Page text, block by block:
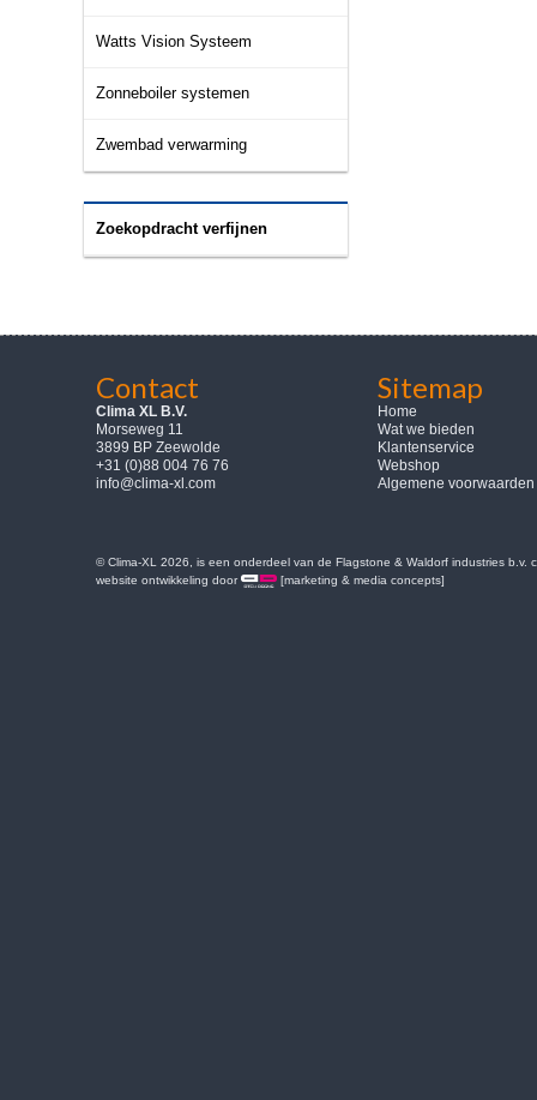
Watts Vision Systeem
Zonneboiler systemen
Zwembad verwarming
Zoekopdracht verfijnen
Contact
Clima XL B.V.
Morseweg 11
3899 BP Zeewolde
+31 (0)88 004 76 76
info@clima-xl.com
Sitemap
Home
Wat we bieden
Klantenservice
Webshop
Algemene voorwaarden
© Clima-XL 2026, is een onderdeel van de Flagstone & Waldorf industries b.v.
website ontwikkeling door
[marketing & media concepts]